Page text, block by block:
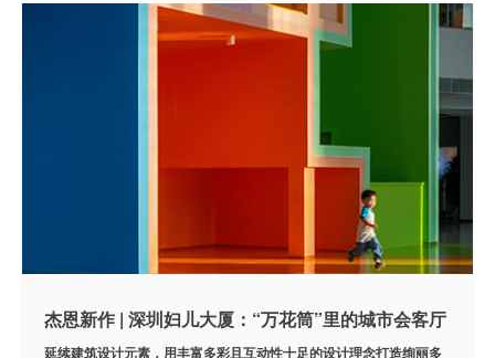
杰恩新作 | 深圳妇儿大厦：“万花筒”里的城市会客厅
延续建筑设计元素，用丰富多彩且互动性十足的设计理念打造绚丽多